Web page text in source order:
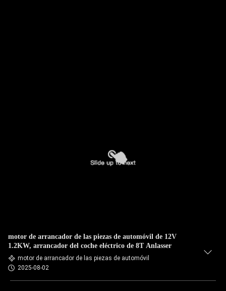
motor de arrancador de las piezas de automóvil de 12V
1.2KW, arrancador del coche eléctrico de 8T Anlasser
motor de arrancador de las piezas de automóvil
2025-08-02